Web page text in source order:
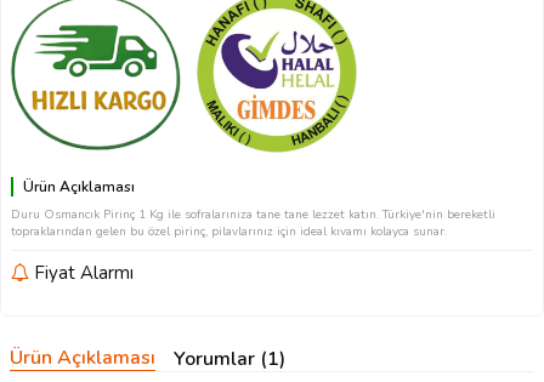
Ürün Açıklaması
Duru Osmancık Pirinç 1 Kg ile sofralarınıza tane tane lezzet katın. Türkiye'nin bereketli
topraklarından gelen bu özel pirinç, pilavlarınız için ideal kıvamı kolayca sunar.
Fiyat Alarmı
Ürün Açıklaması Yorumlar (1)